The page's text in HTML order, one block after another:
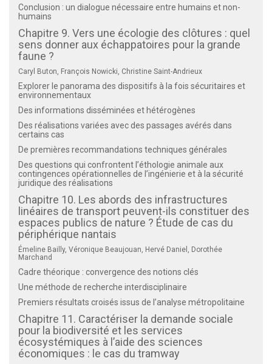
Conclusion : un dialogue nécessaire entre humains et non-
humains
Chapitre 9. Vers une écologie des clôtures : quel
sens donner aux échappatoires pour la grande
faune ?
Caryl Buton, François Nowicki, Christine Saint-Andrieux
Explorer le panorama des dispositifs à la fois sécuritaires et
environnementaux
Des informations disséminées et hétérogènes
Des réalisations variées avec des passages avérés dans
certains cas
De premières recommandations techniques générales
Des questions qui confrontent l’éthologie animale aux
contingences opérationnelles de l’ingénierie et à la sécurité
juridique des réalisations
Chapitre 10. Les abords des infrastructures
linéaires de transport peuvent-ils constituer des
espaces publics de nature ? Étude de cas du
périphérique nantais
Émeline Bailly, Véronique Beaujouan, Hervé Daniel, Dorothée
Marchand
Cadre théorique : convergence des notions clés
Une méthode de recherche interdisciplinaire
Premiers résultats croisés issus de l’analyse métropolitaine
Chapitre 11. Caractériser la demande sociale
pour la biodiversité et les services
écosystémiques à l’aide des sciences
économiques : le cas du tramway